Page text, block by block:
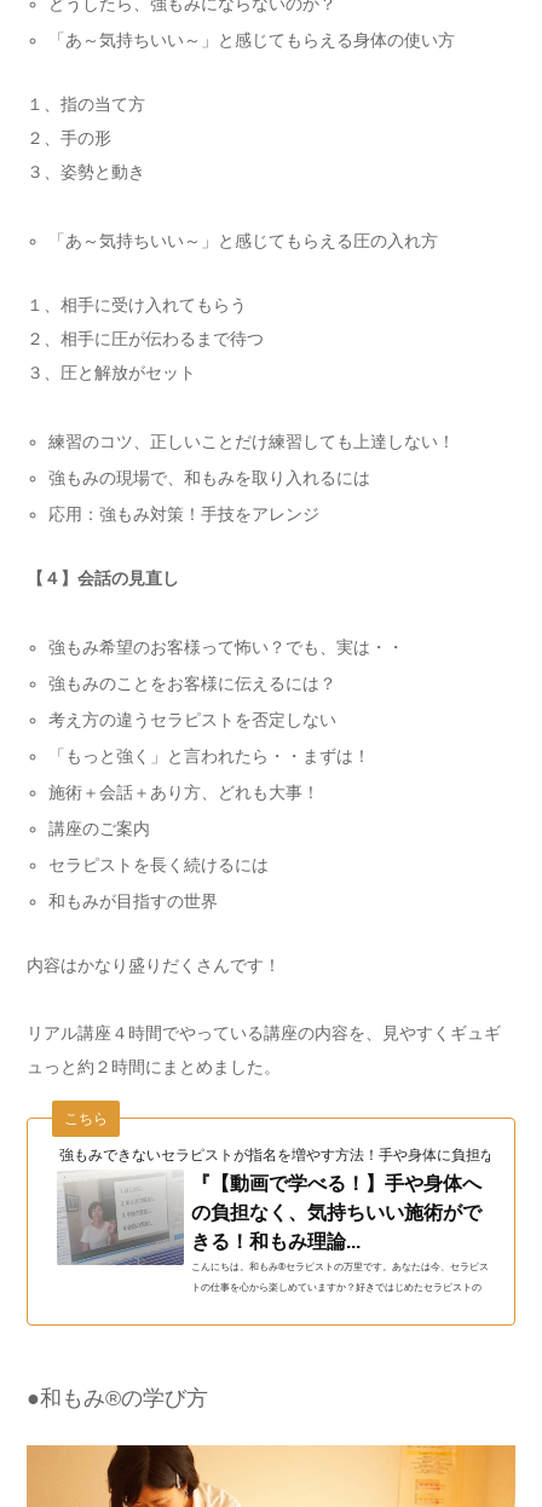
「あ～気持ちいい～」と感じてもらえる身体の使い方
１、指の当て方
２、手の形
３、姿勢と動き
「あ～気持ちいい～」と感じてもらえる圧の入れ方
１、相手に受け入れてもらう
２、相手に圧が伝わるまで待つ
３、圧と解放がセット
練習のコツ、正しいことだけ練習しても上達しない！
強もみの現場で、和もみを取り入れるには
応用：強もみ対策！手技をアレンジ
【４】会話の見直し
強もみ希望のお客様って怖い？でも、実は・・
強もみのことをお客様に伝えるには？
考え方の違うセラピストを否定しない
「もっと強く」と言われたら・・まずは！
施術＋会話＋あり方、どれも大事！
講座のご案内
セラピストを長く続けるには
和もみが目指すの世界
内容はかなり盛りだくさんです！
リアル講座４時間でやっている講座の内容を、見やすくギュギ
ュっと約２時間にまとめました。
強もみできないセラピストが指名を増やす方法！手や身体に負担なく長く
こちら
『【動画で学べる！】手や身体へ
の負担なく、気持ちいい施術がで
きる！和もみ理論...
こんにちは。和もみ®セラピストの万里です。あなたは今、セラピス
トの仕事を心から楽しめていますか？好きではじめたセラピストの
●和もみ®の学び方